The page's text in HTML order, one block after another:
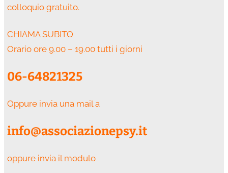
colloquio gratuito.
CHIAMA SUBITO
Orario ore 9.00 – 19.00 tutti i giorni
06-64821325
Oppure invia una mail a
info@associazionepsy.it
oppure invia il modulo